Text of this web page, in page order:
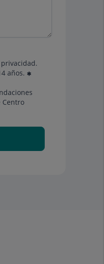
años.
Centro